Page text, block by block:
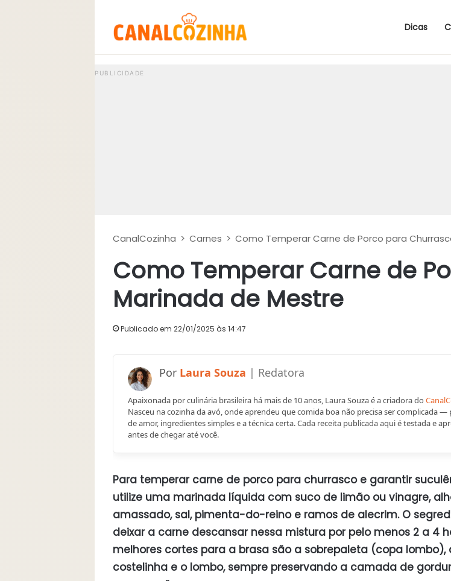
Dicas
CanalCozinha > Carnes > Como Temperar Carne de Porco para
Como Temperar Carne de
Marinada de Mestre
Publicado em 22/01/2025 às 14:47
Laura Souza
Apaixonada por culinária brasileira há mais de 10 anos, Laura Souza é a criadora do
Nasceu na cozinha da avó, onde aprendeu que comida boa não precisa ser complicada —
de amor, ingredientes simples e a técnica certa. Cada receita publicada aqui é testada e
antes de chegar até você.
Para temperar carne de porco para churrasco e garantir
utilize uma marinada líquida com suco de limão ou vinagre,
amassado, sal, pimenta-do-reino e ramos de alecrim. O
deixar a carne descansar nessa mistura por pelo menos 2 a 4
melhores cortes para a brasa são a sobrepaleta (copa lombo),
costelinha e o lombo, sempre preservando a camada de